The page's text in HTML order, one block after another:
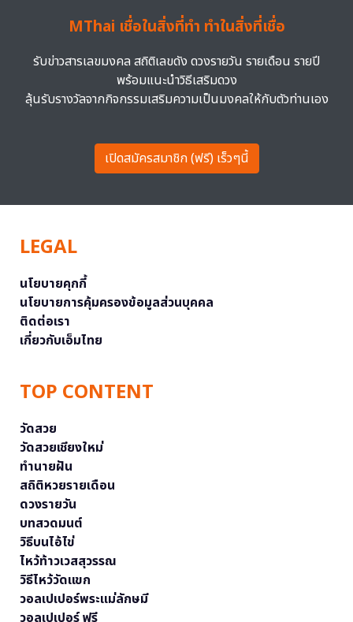
MThai เชื่อในสิ่งที่ทำ ทำในสิ่งที่เชื่อ
รับข่าวสารเลขมงคล สถิติเลขดัง ดวงรายวัน รายเดือน รายปี
พร้อมแนะนำวิธีเสริมดวง
ลุ้นรับรางวัลจากกิจกรรมเสริมความเป็นมงคลให้กับตัวท่านเอง
เปิดสมัครสมาชิก (ฟรี) เร็วๆนี้
LEGAL
นโยบายคุกกี้
นโยบายการคุ้มครองข้อมูลส่วนบุคคล
ติดต่อเรา
เกี่ยวกับเอ็มไทย
TOP CONTENT
วัดสวย
วัดสวยเชียงใหม่
ทำนายฝัน
สถิติหวยรายเดือน
ดวงรายวัน
บทสวดมนต์
วิธีบนไอ้ไข่
ไหว้ท้าวเวสสุวรรณ
วิธีไหว้วัดแขก
วอลเปเปอร์พระแม่ลักษมี
วอลเปเปอร์ ฟรี